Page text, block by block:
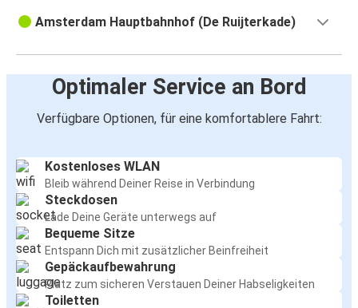
Amsterdam Hauptbahnhof (De Ruijterkade)
Optimaler Service an Bord
Verfügbare Optionen, für eine komfortablere Fahrt:
Kostenloses WLAN
Bleib während Deiner Reise in Verbindung
Steckdosen
Lade Deine Geräte unterwegs auf
Bequeme Sitze
Entspann Dich mit zusätzlicher Beinfreiheit
Gepäckaufbewahrung
Platz zum sicheren Verstauen Deiner Habseligkeiten
Toiletten